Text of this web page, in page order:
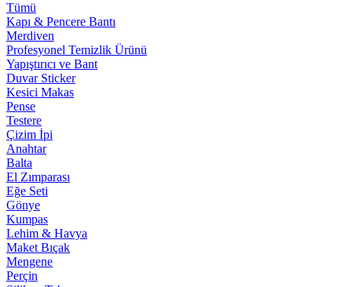
Tümü
Kapı & Pencere Bantı
Merdiven
Profesyonel Temizlik Ürünü
Yapıştırıcı ve Bant
Duvar Sticker
Kesici Makas
Pense
Testere
Çizim İpi
Anahtar
Balta
El Zımparası
Eğe Seti
Gönye
Kumpas
Lehim & Havya
Maket Bıçak
Mengene
Perçin